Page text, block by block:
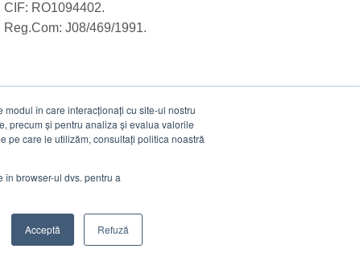
în care interacționați cu site-ul nostru
precum și pentru analiza și evalua valorile
pe care le utilizăm, consultați politica noastră
în browser-ul dvs. pentru a
Acceptă Refuză
CIF: RO1094402.
Reg.Com: J08/469/1991.